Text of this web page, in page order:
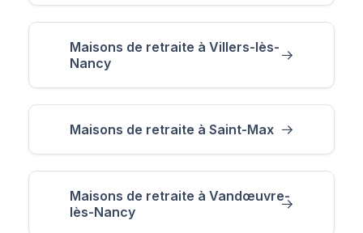
Maisons de retraite à Villers-lès-
Nancy
Maisons de retraite à Saint-Max
Maisons de retraite à Vandœuvre-
lès-Nancy